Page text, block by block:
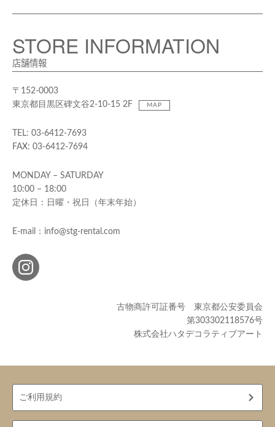
STORE INFORMATION
店舗情報
〒152-0003
東京都目黒区碑文谷2-10-15 2F
MAP
TEL: 03-6412-7693
FAX: 03-6412-7694
MONDAY – SATURDAY
10:00 – 18:00
定休日：日曜・祝日（年末年始）
E-mail：info@stg-rental.com
古物商許可証番号 東京都公安委員会
第303302118576号
株式会社ハタデコラティブアート
ご利用規約